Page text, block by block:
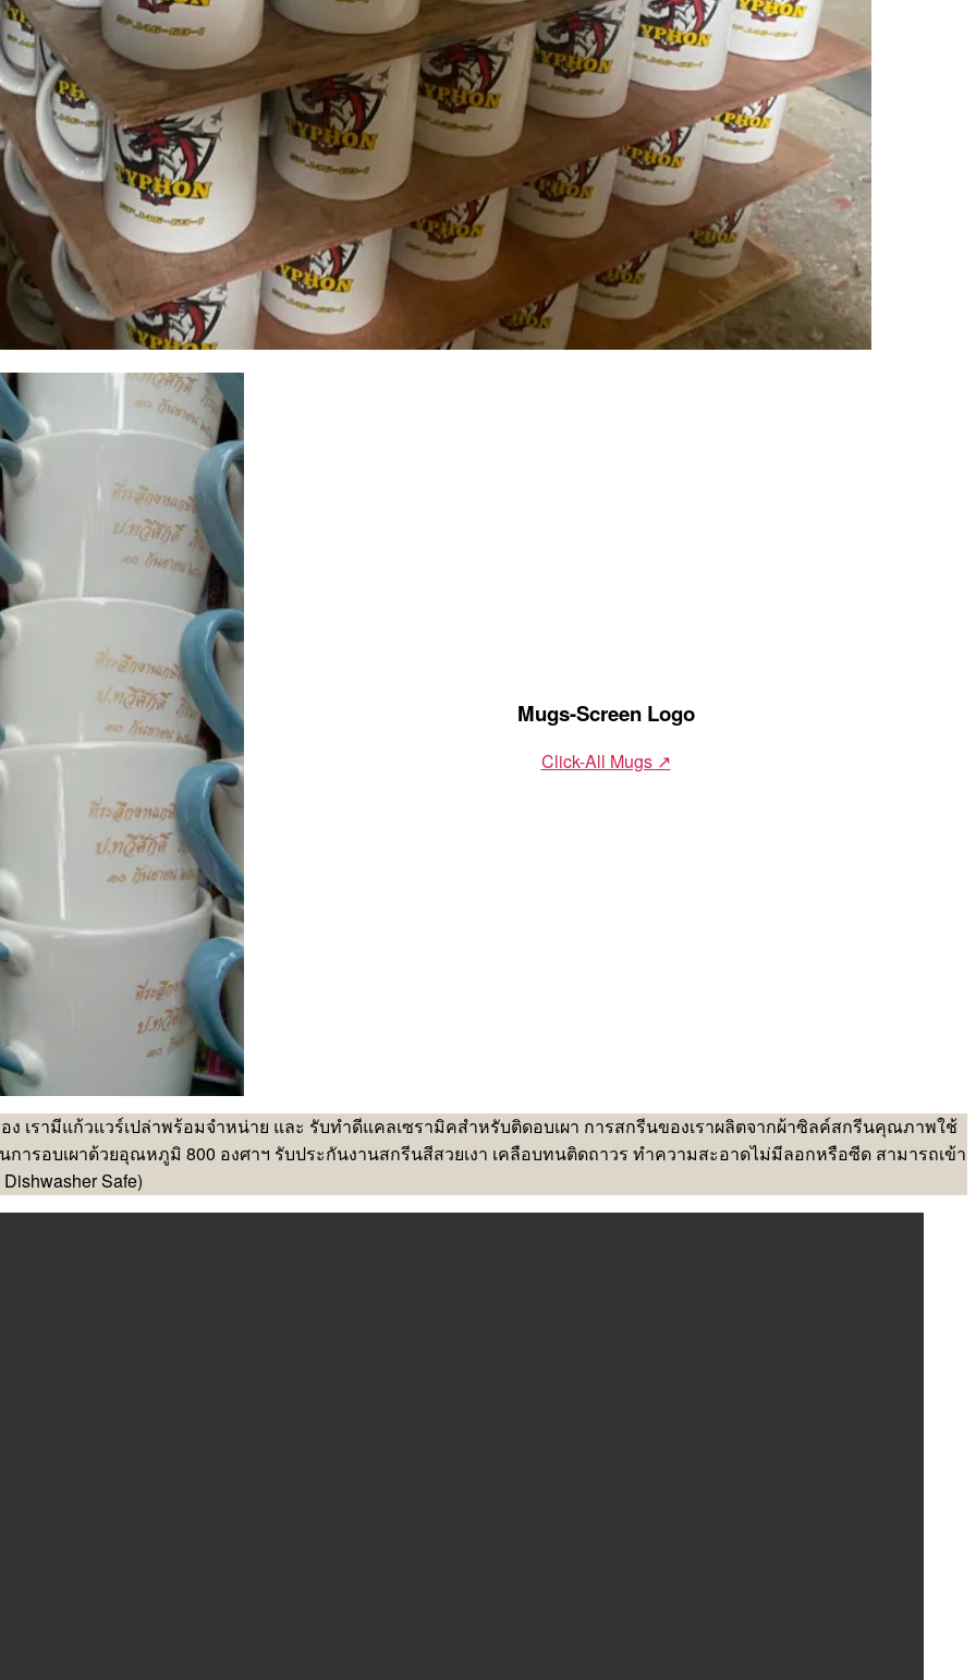
Mugs-Screen Logo
Click-All Mugs ↗
เรามีแก้วแวร์เปล่าพร้อมจำหน่าย และ รับทำดีแคลเซรามิคสำหรับติดอบเผา การสกรีนของเราผลิตจากผ้าซิลค์สกรีนคุณภาพใช้
ารอบเผาด้วยอุณหภูมิ 800 องศาฯ รับประกันงานสกรีนสีสวยเงา เคลือบทนติดถาวร ทำความสะอาดไม่มีลอกหรือซีด สามารถเข้า
Safe)